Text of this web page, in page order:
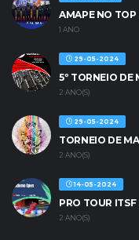
AMAPE NO TOP
1 ANO
29-05-2024
5º TORNEIO
2 ANO(S)
29-05-2024
TORNEIO DE
2 ANO(S)
14-05-2024
PRO TOUR
2 ANO(S)